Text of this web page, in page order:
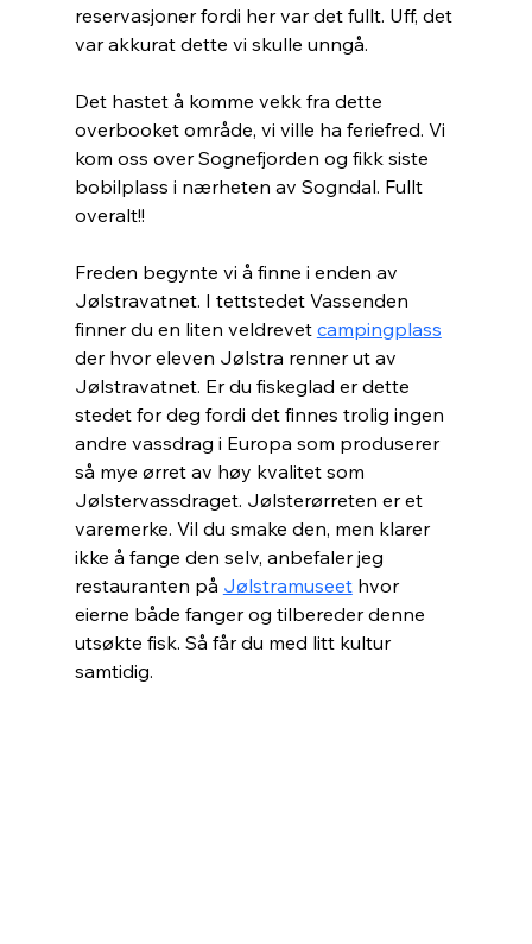
reservasjoner fordi her var det fullt. Uff, det
var akkurat dette vi skulle unngå.
Det hastet å komme vekk fra dette
overbooket område, vi ville ha feriefred. Vi
kom oss over Sognefjorden og fikk siste
bobilplass i nærheten av Sogndal. Fullt
overalt!!
Freden begynte vi å finne i enden av
Jølstravatnet. I tettstedet Vassenden
finner du en liten veldrevet campingplass
der hvor eleven Jølstra renner ut av
Jølstravatnet. Er du fiskeglad er dette
stedet for deg fordi det finnes trolig ingen
andre vassdrag i Europa som produserer
så mye ørret av høy kvalitet som
Jølstervassdraget. Jølsterørreten er et
varemerke. Vil du smake den, men klarer
ikke å fange den selv, anbefaler jeg
restauranten på Jølstramuseet hvor
eierne både fanger og tilbereder denne
utsøkte fisk. Så får du med litt kultur
samtidig.